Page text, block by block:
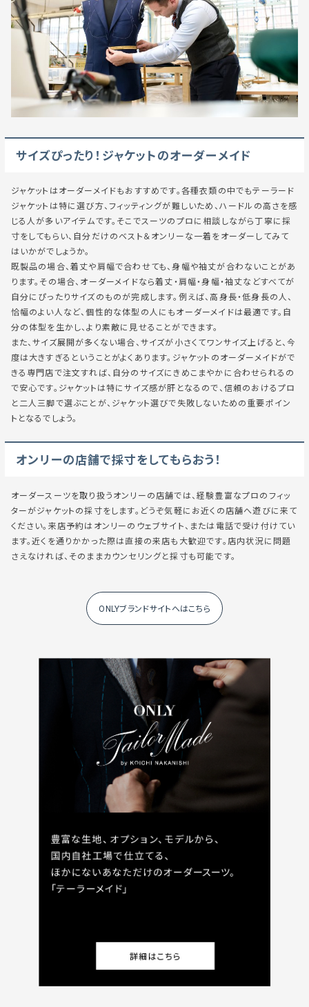
サイズぴったり！ジャケットのオーダーメイド
ジャケットはオーダーメイドもおすすめです。各種衣類の中でもテーラード
ジャケットは特に選び方、フィッティングが難しいため、ハードルの高さを感
じる人が多いアイテムです。そこでスーツのプロに相談しながら丁寧に採
寸をしてもらい、自分だけのベスト＆オンリーな一着をオーダーしてみて
はいかがでしょうか。
既製品の場合、着丈や肩幅で合わせても、身幅や袖丈が合わないことがあ
ります。その場合、オーダーメイドなら着丈・肩幅・身幅・袖丈などすべてが
自分にぴったりサイズのものが完成します。例えば、高身長・低身長の人、
恰幅のよい人など、個性的な体型の人にもオーダーメイドは最適です。自
分の体型を生かし、より素敵に見せることができます。
また、サイズ展開が多くない場合、サイズが小さくてワンサイズ上げると、今
度は大きすぎるということがよくあります。ジャケットのオーダーメイドがで
きる専門店で注文すれば、自分のサイズにきめこまやかに合わせられるの
で安心です。ジャケットは特にサイズ感が肝となるので、信頼のおけるプロ
と二人三脚で選ぶことが、ジャケット選びで失敗しないための重要ポイン
トとなるでしょう。
オンリーの店舗で採寸をしてもらおう！
オーダースーツを取り扱うオンリーの店舗では、経験豊富なプロのフィッ
ターがジャケットの採寸をします。どうぞ気軽にお近くの店舗へ遊びに来て
ください。来店予約はオンリーのウェブサイト、または電話で受け付けてい
ます。近くを通りかかった際は直接の来店も大歓迎です。店内状況に問題
さえなければ、そのままカウンセリングと採寸も可能です。
ONLYブランドサイトへはこちら